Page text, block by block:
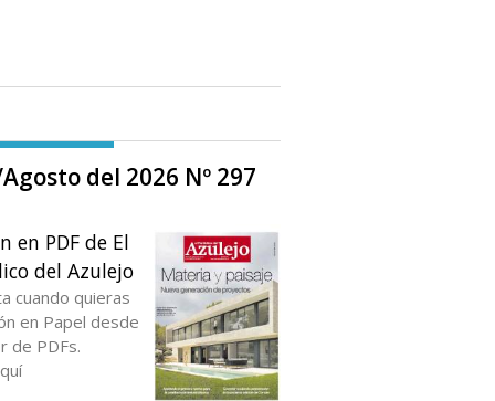
del 2026 Nº 297
en PDF de El
del Azulejo
cuando quieras
en Papel desde
de PDFs.